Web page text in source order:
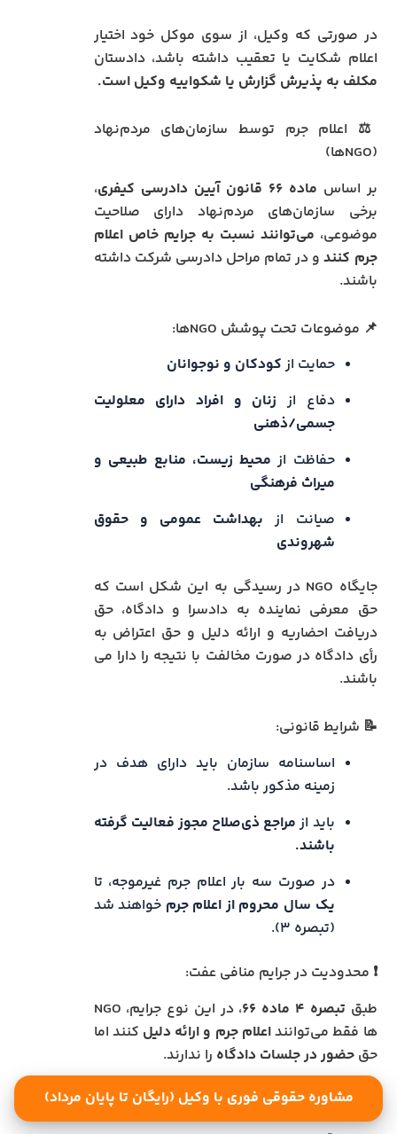
در صورتی که وکیل، از سوی موکل خود اختیار
اعلام شکایت یا تعقیب داشته باشد، دادستان
مکلف به پذیرش گزارش یا شکواییه وکیل است.
⚖️ اعلام جرم توسط سازمان‌های مردم‌نهاد
(NGOها)
بر اساس ماده ۶۶ قانون آیین دادرسی کیفری
،
برخی سازمان‌های مردم‌نهاد دارای صلاحیت
موضوعی، می‌توانند نسبت به جرایم خاص اعلام
جرم کنندو در تمام مراحل دادرسی شرکت داشته
باشند.
📌 موضوعات تحت پوشش NGOها:
حمایت از کودکان و نوجوانان
دفاع از زنان و افراد دارای معلولیت
جسمی/ذهنی
حفاظت از محیط زیست، منابع طبیعی و
میراث فرهنگی
صیانت از بهداشت عمومی و حقوق
شهروندی
جایگاه NGO در رسیدگی به این شکل است که
حق معرفی نماینده به دادسرا و دادگاه، حق
دریافت احضاریه و ارائه دلیل و حق اعتراض به
رأی دادگاه در صورت مخالفت با نتیجه را دارا می
باشند.
📝 شرایط قانونی:
اساسنامه سازمان باید دارای هدف در
زمینه مذکور باشد.
باید از مراجع ذی‌صلاح مجوز فعالیت گرفته
باشند.
در صورت سه بار اعلام جرم غیرموجه، تا
یک سال محروم از اعلام جرم خواهند شد
(تبصره ۳).
❗ محدودیت در جرایم منافی عفت:
طبق تبصره ۴ ماده ۶۶
، در این نوع جرایم، NGO
ها فقط می‌تواننداعلام جرم و ارائه دلیل کنند اما
حقحضور در جلسات دادگاه را ندارند.
سوالات متداول
مشاوره حقوقی فوری با وکیل (رایگان تا پایان مرداد)